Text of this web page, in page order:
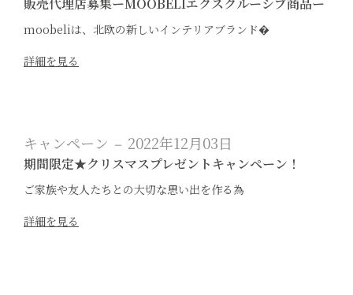
販売代理店募集ーMOOBELIエクスクルーシブ商品ー
moobeliは、北欧の新しいインテリアブランド�
詳細を見る
キャンペーン 2022年12月03日
期間限定★クリスマスプレゼントキャンペーン！
ご家族や友人たちとの大切な思い出を作る為
詳細を見る